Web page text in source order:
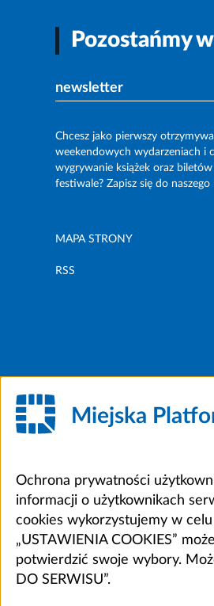
Pozostańmy
newsletter
Chcesz jako pierwszy
weekendowych wydarzeniach i
wygrywanie książek oraz
festiwale? Zapisz się do
MAPA STRONY
RSS
Miejska
Ochrona prywatności
informacji o użytkownikach
cookies wykorzystujemy w
„USTAWIENIA COOKIES”
potwierdzić swoje wybory.
DO SERWISU”.